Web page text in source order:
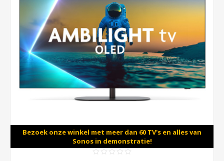
Bezoek onze winkel met meer dan 60 TV's en alles van
Sonos in demonstratie!